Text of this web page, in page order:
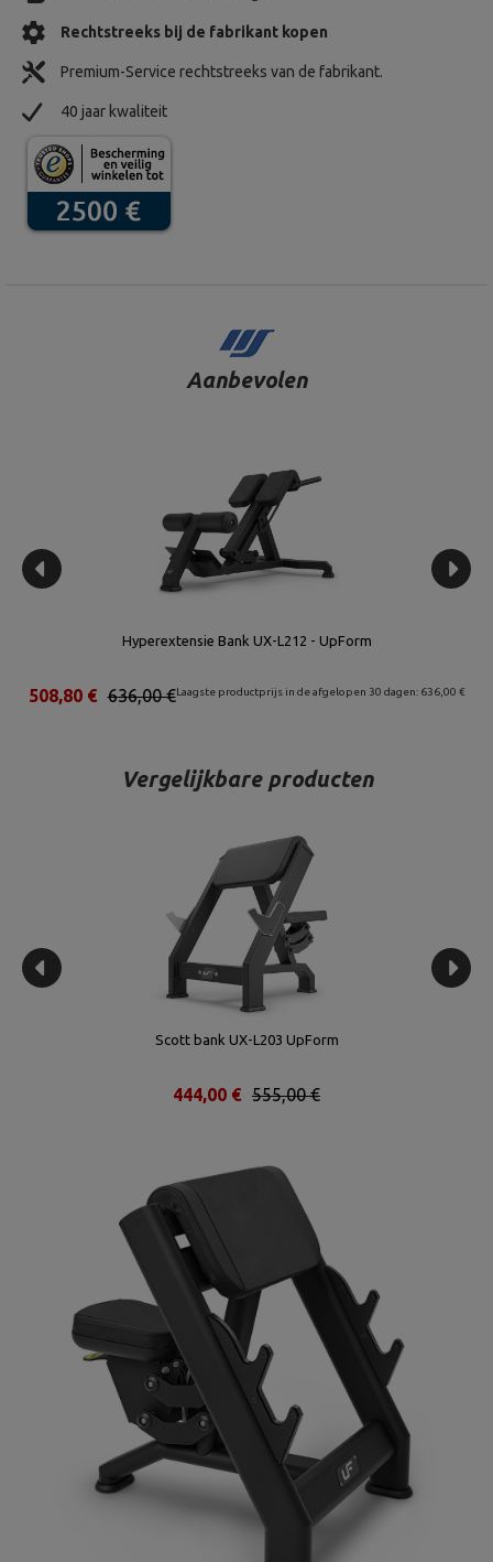
Rechtstreeks bij de fabrikant kopen
Premium-Service rechtstreeks van de fabrikant.
40 jaar kwaliteit
Aanbevolen
Crunch bank UR-L006 - UpForm
Laagste productprijs in de afgelopen 30 dagen: 952,00 €
910,00 €
728,00 €
Vergelijkbare producten
Scott bank UX-L203 UpForm
555,00 €
444,00 €